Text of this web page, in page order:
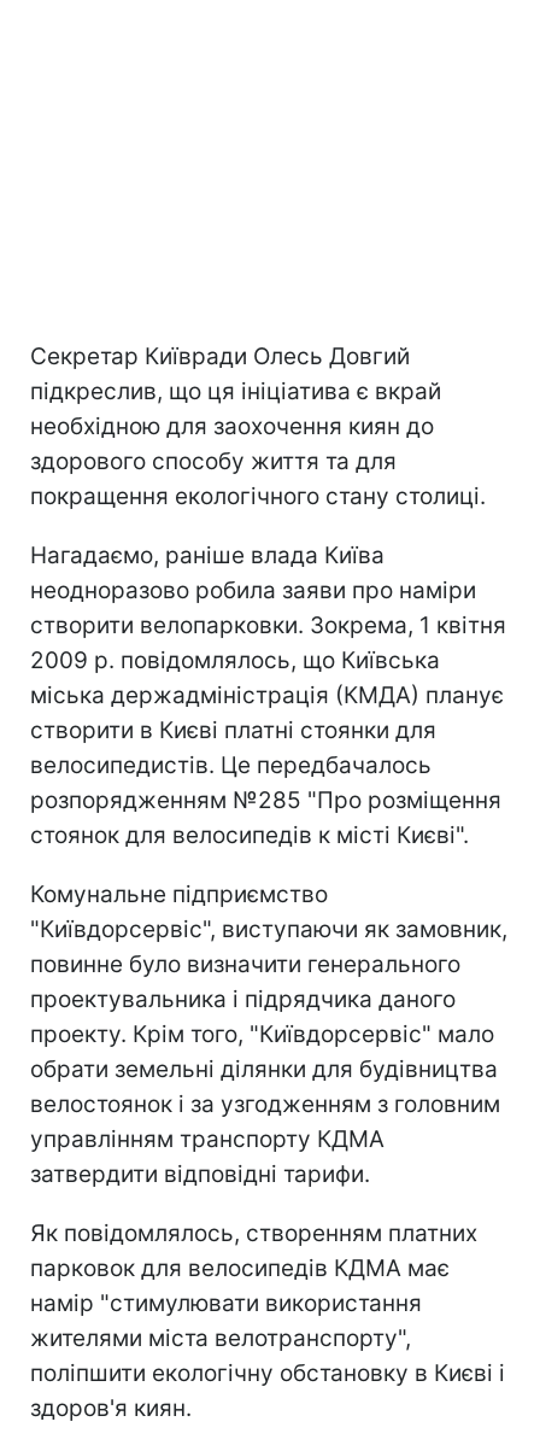
Секретар Київради Олесь Довгий
підкреслив, що ця ініціатива є вкрай
необхідною для заохочення киян до
здорового способу життя та для
покращення екологічного стану столиці.
Нагадаємо, раніше влада Київа
неодноразово робила заяви про наміри
створити велопарковки. Зокрема, 1 квітня
2009 р. повідомлялось, що Київська
міська держадміністрація (КМДА) планує
створити в Києві платні стоянки для
велосипедистів. Це передбачалось
розпорядженням №285 "Про розміщення
стоянок для велосипедів к місті Києві".
Комунальне підприємство
"Київдорсервіс", виступаючи як замовник,
повинне було визначити генерального
проектувальника і підрядчика даного
проекту. Крім того, "Київдорсервіс" мало
обрати земельні ділянки для будівництва
велостоянок і за узгодженням з головним
управлінням транспорту КДМА
затвердити відповідні тарифи.
Як повідомлялось, створенням платних
парковок для велосипедів КДМА має
намір "стимулювати використання
жителями міста велотранспорту",
поліпшити екологічну обстановку в Києві і
здоров'я киян.